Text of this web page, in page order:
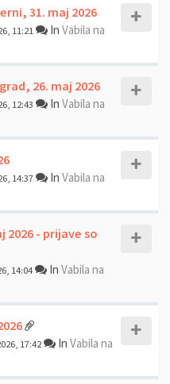
31. maj 2026
11:21 In Vabila na
26. maj 2026
12:43 In Vabila na
14:37 In Vabila na
2026 - prijave so
14:04 In Vabila na
17:42 In Vabila na